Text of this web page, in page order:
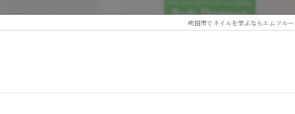
吹田市でネイルを学ぶならエムフル